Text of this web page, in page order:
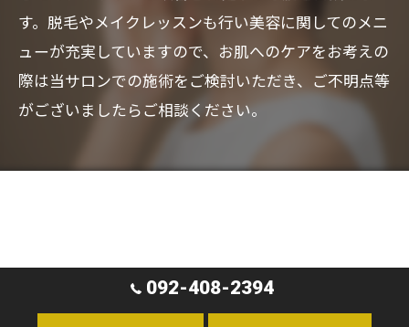
す。脱毛やメイクレッスンも行い美容に関してのメニ
ューが充実していますので、お肌へのケアをお考えの
際は当サロンでの施術をご検討いただき、ご不明点等
がございましたらご相談ください。
092-408-2394